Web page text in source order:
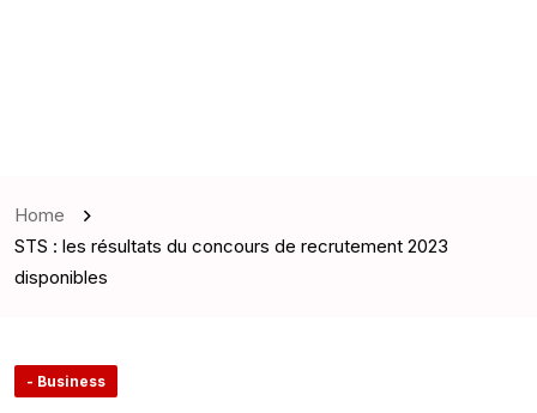
Home
STS : les résultats du concours de recrutement 2023
disponibles
- Business